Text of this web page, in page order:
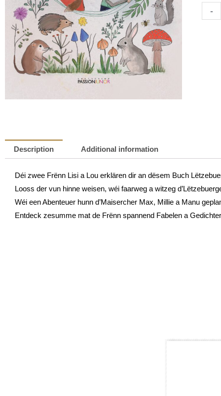
-
D’Lisi
Description Additional information
Déi zwee Frënn Lisi a Lou erklären dir an dësem Buch
Looss der vun hinne weisen, wéi faarweg a witzeg
Wéi een Abenteuer hunn d’Maisercher Max, Millie a Manu
Entdeck zesumme mat de Frënn spannend Fabelen a